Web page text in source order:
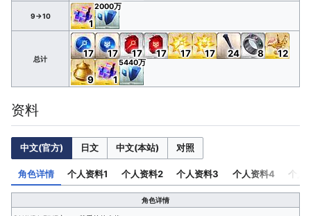
9→10
1
2000万
总计 17 17 17 17 17 17 24 8 12
9 1
5440万
资料
中文(官方) 日文 中文(本站) 对照
角色详情 个人资料1 个人资料2 个人资料3 个人资料4 个人
角色详情